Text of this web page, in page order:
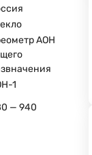
АОН
1
— 940